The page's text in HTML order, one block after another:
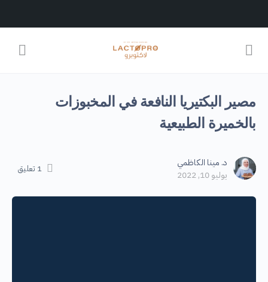
مصير البكتيريا النافعة في المخبوزات
بالخميرة الطبيعية
د. مينا الكاظمي
يوليو 10, 2022
1 تعليق